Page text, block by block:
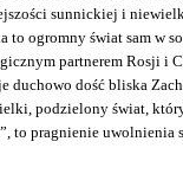
sunnickiej i
to ogromny świat sam w
partnerem Rosji i
duchowo dość bliska
podzielony świat,
to pragnienie uwolnienia